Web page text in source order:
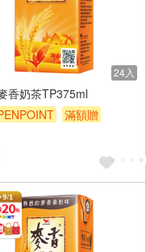
24入
香奶茶TP375ml
滿額贈